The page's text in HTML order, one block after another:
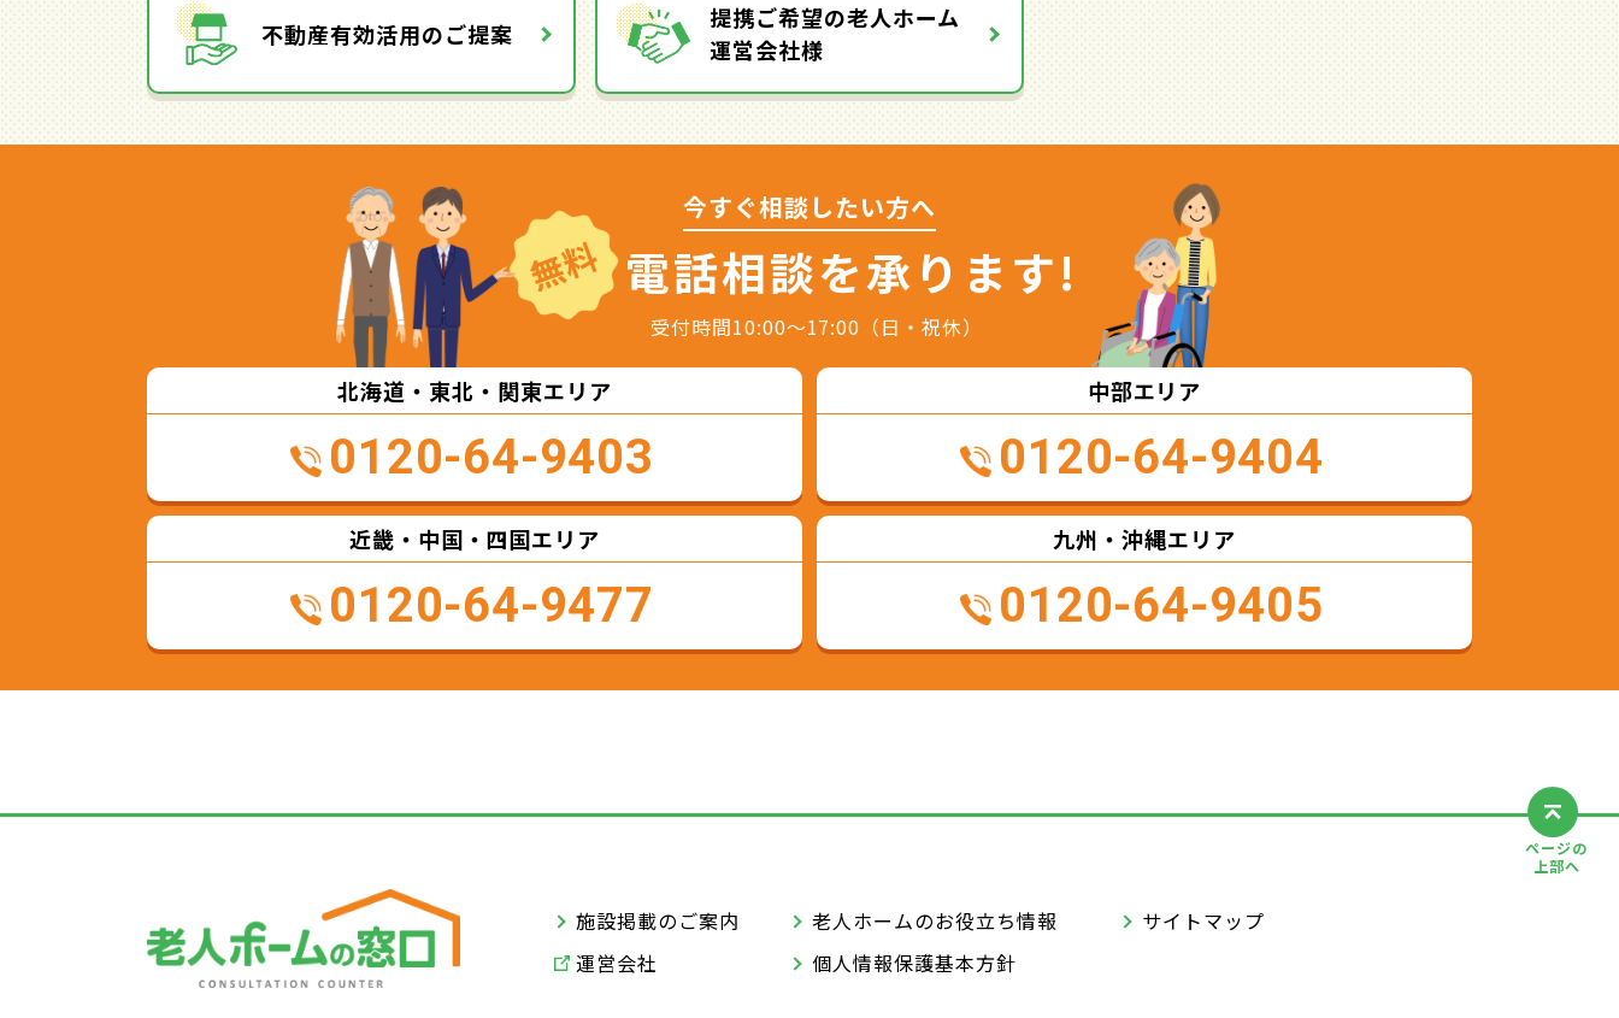
不動産有効活用のご提案
提携ご希望の老人ホーム
運営会社様
無料
今すぐ相談したい方へ
電話相談を承ります!
受付時間10:00～17:00（日・祝休）
北海道・東北・関東エリア
0120-64-9403
中部エリア
0120-64-9404
近畿・中国・四国エリア
0120-64-9477
九州・沖縄エリア
0120-64-9405
ページの
上部へ
施設掲載のご案内 老人ホームのお役立ち情報
サイトマップ
運営会社
個人情報保護基本方針